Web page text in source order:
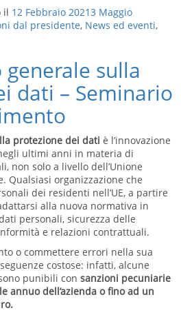
il 12 Febbraio 20213 Maggio
dal presidente, News ed eventi,
sulla
dati – Seminario
protezione dei dati è l’innovazione
ultimi anni in materia di
non solo a livello dell’Unione
Qualsiasi organizzazione che
dei residenti nell’UE, a partire
alla nuova normativa in
personali, sicurezza delle
e relazioni contrattuali.
o commettere errori nella sua
costose: infatti, alcune
punibili con sanzioni pecuniarie
annuo dell’azienda o fino ad un